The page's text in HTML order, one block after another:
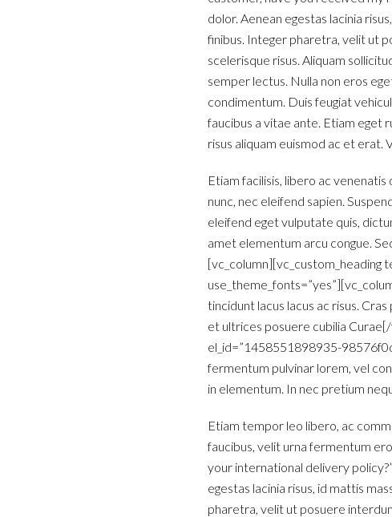
dolor. Aenean egestas lacinia
finibus. Integer pharetra, velit ut
scelerisque risus. Aliquam
semper lectus. Nulla non eros
condimentum. Duis feugiat
faucibus a vitae ante. Etiam eget
risus aliquam euismod ac et erat.
Etiam facilisis, libero ac venenatis
nunc, nec eleifend sapien.
eleifend eget vulputate quis,
amet elementum arcu congue.
tincidunt lacus lacus ac risus.
et ultrices posuere cubilia
el_id=”1458551898935-
fermentum pulvinar lorem, vel
in elementum. In nec pretium
Etiam tempor leo libero, ac
faucibus, velit urna fermentum
your international delivery
egestas lacinia risus, id mattis
pharetra, velit ut posuere